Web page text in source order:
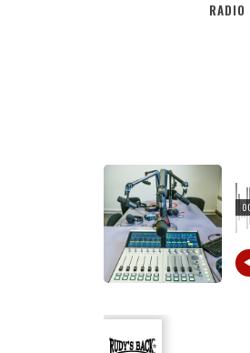
RADIO